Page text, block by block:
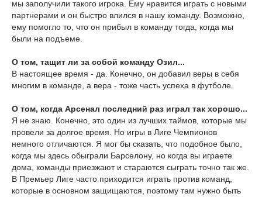
мы заполучили такого игрока. Ему нравится играть с новыми
партнерами и он быстро влился в нашу команду. Возможно,
ему помогло то, что он прибыл в команду тогда, когда мы
были на подъеме.
О том, тащит ли за собой команду Озил...
В настоящее время - да. Конечно, он добавил веры в себя
многим в команде, а вера - тоже часть успеха в футболе.
О том, когда Арсенал последний раз играл так хорошо...
Я не знаю. Конечно, это один из лучших таймов, которые мы
провели за долгое время. Но игры в Лиге Чемпионов
немного отличаются. Я мог бы сказать, что подобное было,
когда мы здесь обыграли Барселону, но когда вы играете
дома, команды приезжают и стараются сыграть точно так же.
В Премьер Лиге часто приходится играть против команд,
которые в основном защищаются, поэтому там нужно быть